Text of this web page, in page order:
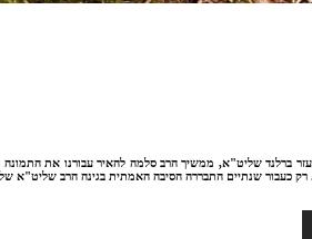
ברלנד שליט"א, ממשיך הרב סלמה להאיר עבורנו את
כעבור שנתיים התבררה הסיבה האמתית בגינה הרב שליט"א